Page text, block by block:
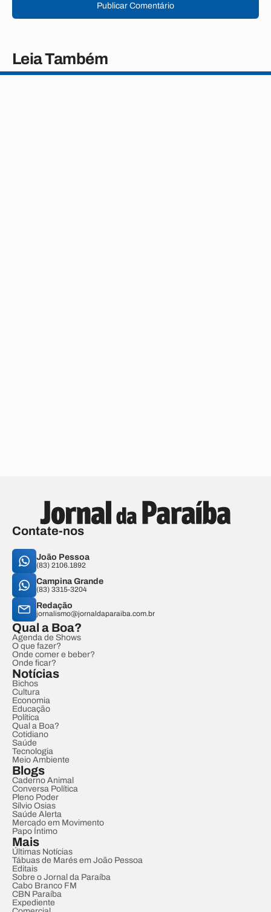
Publicar Comentário
Leia Também
Contate-nos
João Pessoa
(83) 2106.1892
Campina Grande
(83) 3315-3204
Redação
jornalismo@jornaldaparaiba.com.br
Qual a Boa?
Agenda de Shows
O que fazer?
Onde comer e beber?
Onde ficar?
Notícias
Bichos
Cultura
Economia
Educação
Política
Qual a Boa?
Cotidiano
Saúde
Tecnologia
Meio Ambiente
Blogs
Caderno Animal
Conversa Política
Pleno Poder
Sílvio Osias
Saúde Alerta
Mercado em Movimento
Papo Íntimo
Mais
Últimas Notícias
Tábuas de Marés em João Pessoa
Editais
Sobre o Jornal da Paraíba
Cabo Branco FM
CBN Paraíba
Expediente